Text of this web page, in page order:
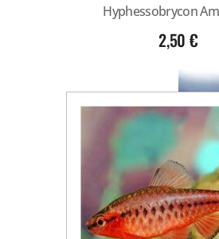
Hyphessobrycon
2,50€